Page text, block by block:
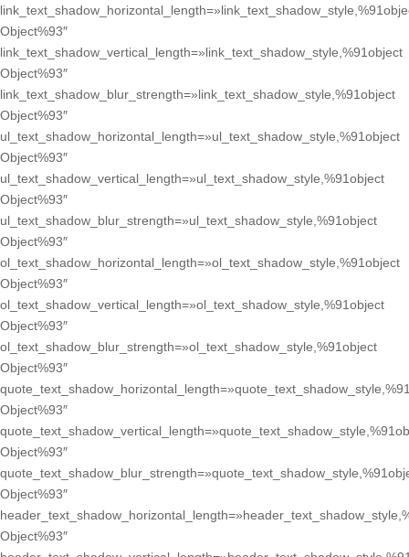
Object%93″
link_text_shadow_vertical_length=»link_text_shadow_style,%91object
Object%93″
link_text_shadow_blur_strength=»link_text_shadow_style,%91object
Object%93″
ul_text_shadow_horizontal_length=»ul_text_shadow_style,%91object
Object%93″
ul_text_shadow_vertical_length=»ul_text_shadow_style,%91object
Object%93″
ul_text_shadow_blur_strength=»ul_text_shadow_style,%91object
Object%93″
ol_text_shadow_horizontal_length=»ol_text_shadow_style,%91object
Object%93″
ol_text_shadow_vertical_length=»ol_text_shadow_style,%91object
Object%93″
ol_text_shadow_blur_strength=»ol_text_shadow_style,%91object
Object%93″
Object%93″
Object%93″
Object%93″
Object%93″